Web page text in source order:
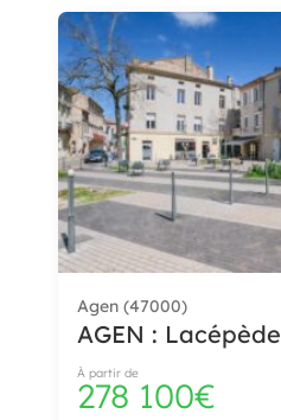
Agen (47000)
AGEN : Lacépède
À partir de
278 100€